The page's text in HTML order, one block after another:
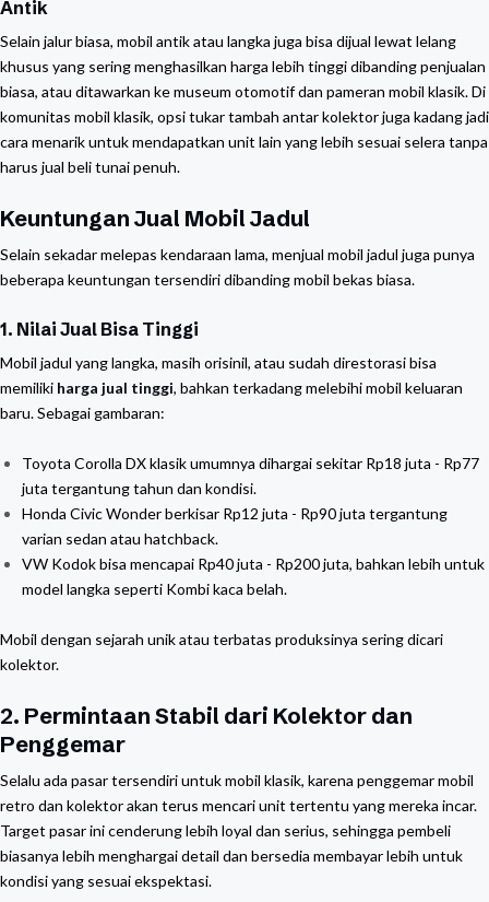
Antik
Selain jalur biasa, mobil antik atau langka juga bisa dijual lewat lelang
khusus yang sering menghasilkan harga lebih tinggi dibanding penjualan
biasa, atau ditawarkan ke museum otomotif dan pameran mobil klasik. Di
komunitas mobil klasik, opsi tukar tambah antar kolektor juga kadang jadi
cara menarik untuk mendapatkan unit lain yang lebih sesuai selera tanpa
harus jual beli tunai penuh.
Keuntungan Jual Mobil Jadul
Selain sekadar melepas kendaraan lama, menjual mobil jadul juga punya
beberapa keuntungan tersendiri dibanding mobil bekas biasa.
1. Nilai Jual Bisa Tinggi
Mobil jadul yang langka, masih orisinil, atau sudah direstorasi bisa
memiliki harga jual tinggi, bahkan terkadang melebihi mobil keluaran
baru. Sebagai gambaran:
Toyota Corolla DX klasik umumnya dihargai sekitar Rp18 juta - Rp77
juta tergantung tahun dan kondisi.
Honda Civic Wonder berkisar Rp12 juta - Rp90 juta tergantung
varian sedan atau hatchback.
VW Kodok bisa mencapai Rp40 juta - Rp200 juta, bahkan lebih untuk
model langka seperti Kombi kaca belah.
Mobil dengan sejarah unik atau terbatas produksinya sering dicari
kolektor.
2. Permintaan Stabil dari Kolektor dan
Penggemar
Selalu ada pasar tersendiri untuk mobil klasik, karena penggemar mobil
retro dan kolektor akan terus mencari unit tertentu yang mereka incar.
Target pasar ini cenderung lebih loyal dan serius, sehingga pembeli
biasanya lebih menghargai detail dan bersedia membayar lebih untuk
kondisi yang sesuai ekspektasi.